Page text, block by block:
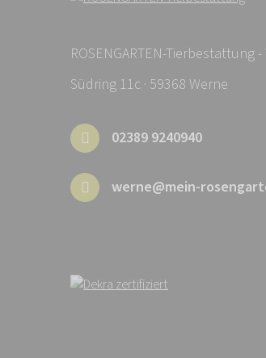
ROSENGARTEN-Tierbestattung
Südring 11c · 59368 Werne
02389 9240940
werne@mein-